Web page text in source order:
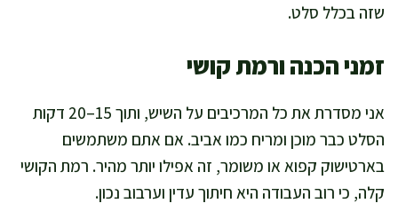
שזה בכלל סלט.
זמני הכנה ורמת קושי
אני מסדרת את כל המרכיבים על השיש, ותוך 15–20 דקות
הסלט כבר מוכן ומריח כמו אביב. אם אתם משתמשים
בארטישוק קפוא או משומר, זה אפילו יותר מהיר. רמת הקושי
קלה, כי רוב העבודה היא חיתוך עדין וערבוב נכון.